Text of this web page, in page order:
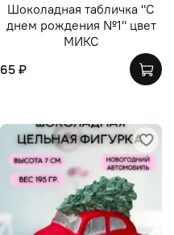
Шоколадная табличка "С
днем рождения №1" цвет
МИКС
65 ₽